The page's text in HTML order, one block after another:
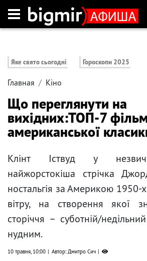
Яке свято сьогодні Гороскопи 2025
Главная Кіно
Що переглянути на
вихідних:ТОП-7
американської
Клінт Іствуд у
найжорстокіша стрічка
ностальгія за Америкою 1950-
вітру, на створення якої
сторіччя – суботній/
нудним.
10 травня, 10:00 Автор: Дмитро Сич